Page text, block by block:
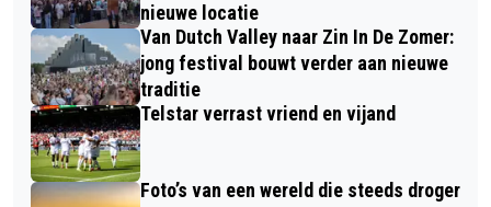
nieuwe locatie
Van Dutch Valley naar Zin In De Zomer:
jong festival bouwt verder aan nieuwe
traditie
Telstar verrast vriend en vijand
Foto’s van een wereld die steeds droger